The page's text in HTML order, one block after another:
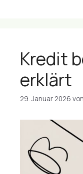
Kredit
erklärt
29. Januar 2026 von